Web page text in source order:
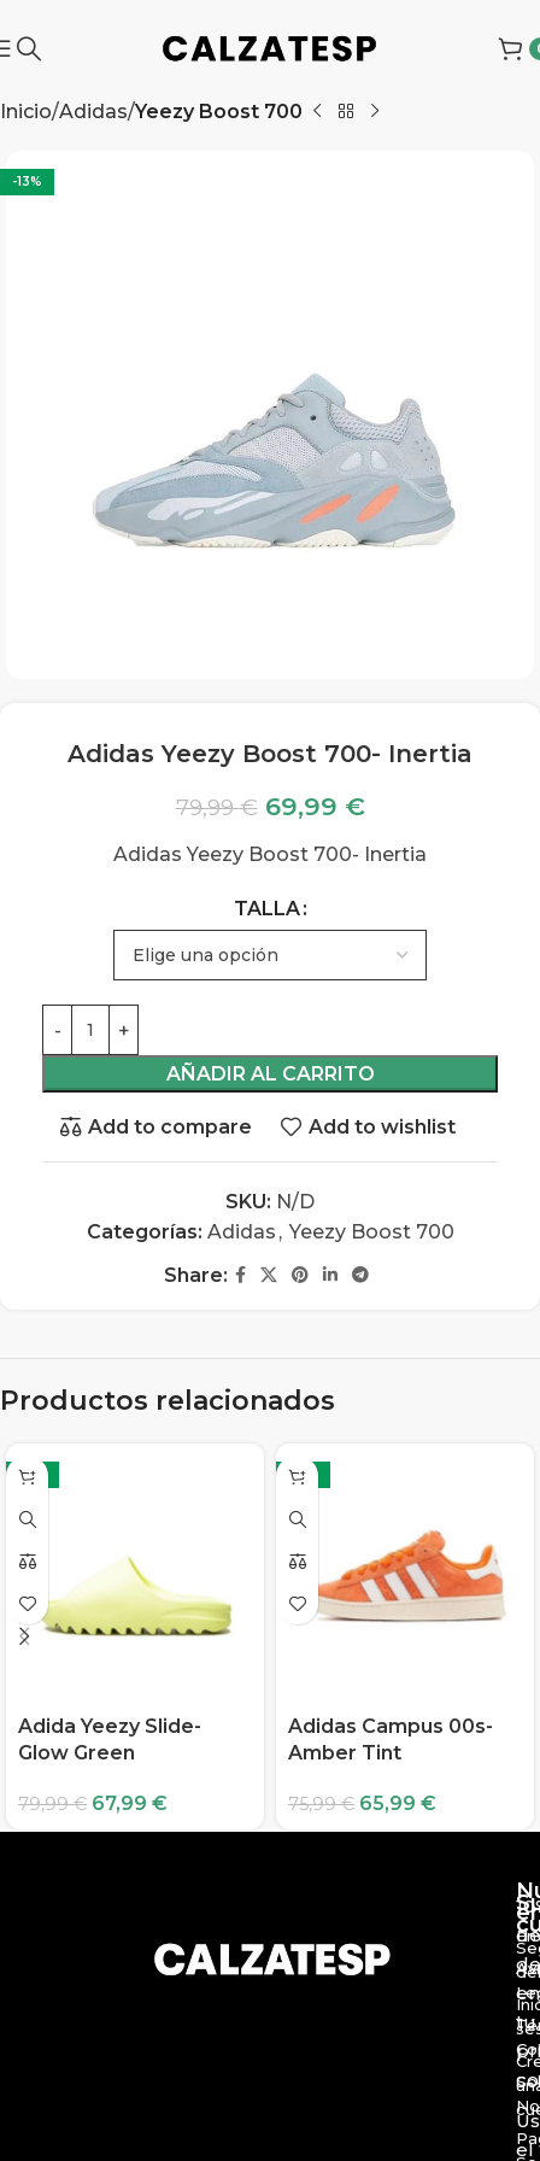
Inicio Adidas Yeezy Boost 700
-13%
Adidas Yeezy Boost 700- Inertia
79,99€ 69,99 €
Adidas Yeezy Boost 700- Inertia
TALLA
AÑADIR AL CARRITO
Add to compare Add to wishlist
SKU: N/D
Categorías: Adidas , Yeezy Boost 700
Share:
Productos relacionados
-15%
Adida Yeezy Slide-
Glow Green
79,99€ 67,99 €
-13%
Adidas Campus 00s-
Amber Tint
75,99€ 65,99 €
de
en
tu
el